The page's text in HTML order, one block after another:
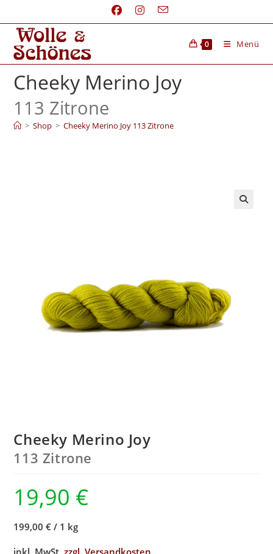
0 Menü
Cheeky Merino Joy
113 Zitrone
> Shop > Cheeky Merino Joy 113 Zitrone
Cheeky Merino Joy
113 Zitrone
19,90 €
199,00 € / 1 kg